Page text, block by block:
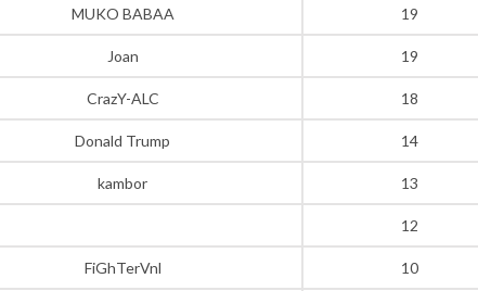
MUKO BABAA 19
Joan 19
CrazY-ALC 18
Donald Trump 14
kambor 13
12
FiGhTerVnl 10